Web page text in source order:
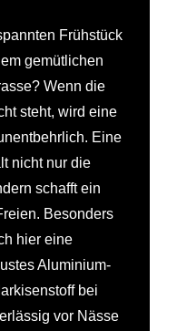
Frühstück
gemütlichen
Wenn die
steht, wird eine
Eine
nicht nur die
schafft ein
Besonders
hier eine
Aluminium-
bei
vor Nässe